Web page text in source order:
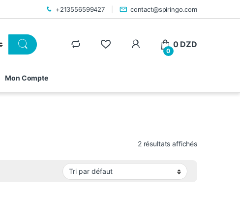
+213556599427 contact@spiringo.com
0
0 DZD
Mon Compte
2 résultats affichés